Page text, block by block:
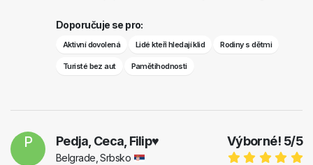
Doporučuje se pro:
Aktivní dovolená Lidé kteří hledají klid Rodiny s dětmi
Turisté bez aut Pamětihodnosti
P Výborné! 5/5
Pedja, Ceca, Filip♥️
Belgrade, Srbsko